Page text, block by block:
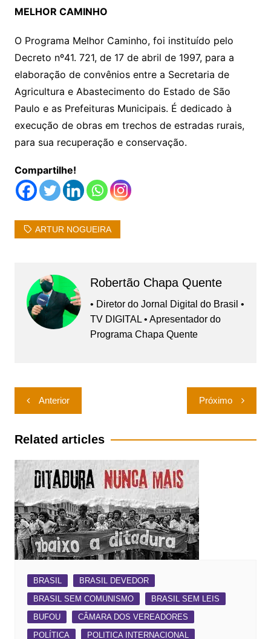
MELHOR CAMINHO
O Programa Melhor Caminho, foi instituído pelo
Decreto nº41. 721, de 17 de abril de 1997, para a
elaboração de convênios entre a Secretaria de
Agricultura e Abastecimento do Estado de São
Paulo e as Prefeituras Municipais. É dedicado à
execução de obras em trechos de estradas rurais,
para sua recuperação e conservação.
Compartilhe!
ARTUR NOGUEIRA
Robertão Chapa Quente
• Diretor do Jornal Digital do Brasil •
TV DIGITAL • Apresentador do
Programa Chapa Quente
Navegação
de
Post
Anterior Próximo
Related articles
BRASIL
BRASIL DEVEDOR
BRASIL SEM COMUNISMO
BRASIL SEM LEIS
BUFOU
CÂMARA DOS VEREADORES
POLÍTICA
POLITICA INTERNACIONAL